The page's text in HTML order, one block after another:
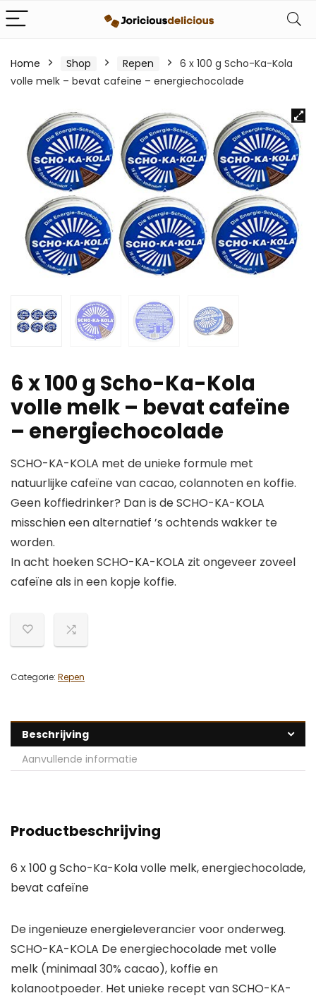
Home Shop Repen
6 x 100 g Scho-Ka-Kola
volle melk – bevat cafeïne – energiechocolade
6 x 100 g Scho-Ka-Kola
volle melk – bevat cafeïne
– energiechocolade
SCHO-KA-KOLA met de unieke formule met
natuurlijke cafeïne van cacao, colannoten en koffie.
Geen koffiedrinker? Dan is de SCHO-KA-KOLA
misschien een alternatief ’s ochtends wakker te
worden.
In acht hoeken SCHO-KA-KOLA zit ongeveer zoveel
cafeïne als in een kopje koffie.
Categorie: Repen
Beschrijving
Aanvullende informatie
Productbeschrijving
6 x 100 g Scho-Ka-Kola volle melk, energiechocolade,
bevat cafeïne
De ingenieuze energieleverancier voor onderweg.
SCHO-KA-KOLA De energiechocolade met volle
melk (minimaal 30% cacao), koffie en
kolanootpoeder. Het unieke recept van SCHO-KA-